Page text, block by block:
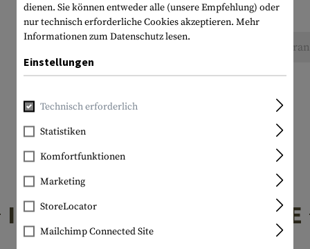
Keine Bewertungen gefunden. Gehen Sie
INTERESSANTE PRODUKTE
dienen. Sie können entweder alle (unsere Empfehlung) oder
nur technisch erforderliche Cookies akzeptieren. Mehr
Informationen zum Datenschutz lesen.
Einstellungen
Technisch erforderlich
Statistiken
Komfortfunktionen
Marketing
StoreLocator
Mailchimp Connected Site